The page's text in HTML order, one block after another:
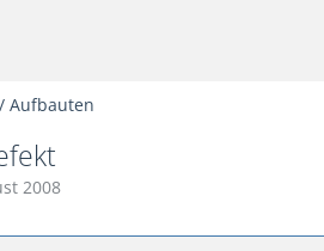
Aufbauten
2008